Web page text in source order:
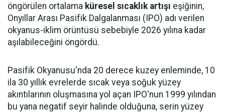
öngörülen ortalama küresel sıcaklık artışı eşiğinin,
Onyıllar Arası Pasifik Dalgalanması (IPO) adı verilen
okyanus-iklim örüntüsü sebebiyle 2026 yılına kadar
aşılabileceğini öngördü.
Pasifik Okyanusu'nda 20 derece kuzey enleminde, 10
ila 30 yıllık evrelerde sıcak veya soğuk yüzey
akıntılarının oluşmasına yol açan IPO'nun 1999 yılından
bu yana negatif seyir halinde olduğuna, serin yüzey